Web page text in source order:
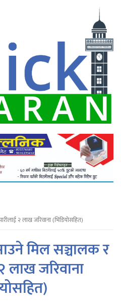
२ लाख जरिवाना (भिडियोसहित)
मिल सञ्चालक र
लाख जरिवाना